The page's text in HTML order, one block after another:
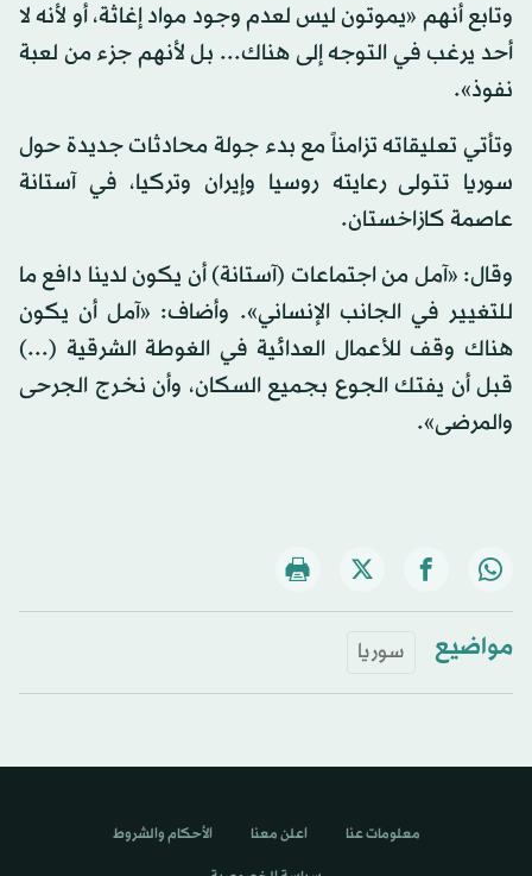
وتابع أنهم «يموتون ليس لعدم وجود مواد إغاثة، أو لأنه لا
أحد يرغب في التوجه إلى هناك... بل لأنهم جزء من لعبة
نفوذ».
وتأتي تعليقاته تزامناً مع بدء جولة محادثات جديدة حول
سوريا تتولى رعايته روسيا وإيران وتركيا، في آستانة
عاصمة كازاخستان.
وقال: «آمل من اجتماعات (آستانة) أن يكون لدينا دافع ما
للتغيير في الجانب الإنساني». وأضاف: «آمل أن يكون
هناك وقف للأعمال العدائية في الغوطة الشرقية (...)
قبل أن يفتك الجوع بجميع السكان، وأن نخرج الجرحى
والمرضى».
مواضيع سوريا
معلومات عنا اعلن معنا الأحكام والشروط